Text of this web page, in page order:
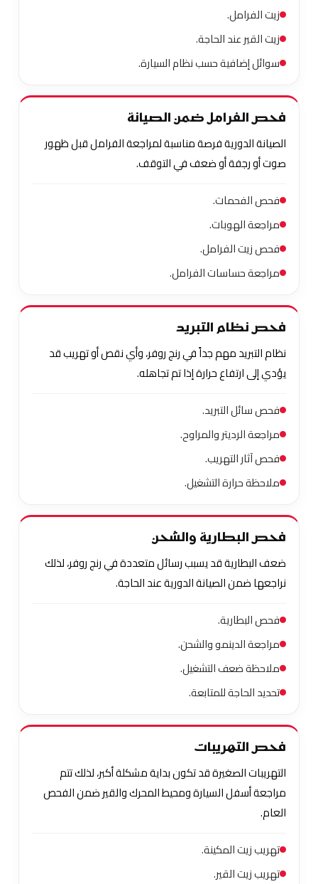
زيت الفرامل.
زيت القير عند الحاجة.
سوائل إضافية حسب نظام السيارة.
فحص الفرامل ضمن الصيانة
الصيانة الدورية فرصة مناسبة لمراجعة الفرامل قبل ظهور
صوت أو رجفة أو ضعف في التوقف.
فحص الفحمات.
مراجعة الهوبات.
فحص زيت الفرامل.
مراجعة حساسات الفرامل.
فحص نظام التبريد
نظام التبريد مهم جداً في رنج روفر، وأي نقص أو تهريب قد
يؤدي إلى ارتفاع حرارة إذا تم تجاهله.
فحص سائل التبريد.
مراجعة الرديتر والمراوح.
فحص آثار التهريب.
ملاحظة حرارة التشغيل.
فحص البطارية والشحن
ضعف البطارية قد يسبب رسائل متعددة في رنج روفر، لذلك
نراجعها ضمن الصيانة الدورية عند الحاجة.
فحص البطارية.
مراجعة الدينمو والشحن.
ملاحظة ضعف التشغيل.
تحديد الحاجة للمتابعة.
فحص التهريبات
التهريبات الصغيرة قد تكون بداية مشكلة أكبر، لذلك تتم
مراجعة أسفل السيارة ومحيط المحرك والقير ضمن الفحص
العام.
تهريب زيت المكينة.
تهريب زيت القير.